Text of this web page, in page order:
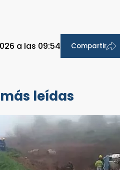
a las 09:54 Compartir
leídas